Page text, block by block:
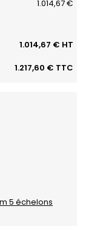
1.014,67 €
1.014,67 € HT
1.217,60 € TTC
5 échelons